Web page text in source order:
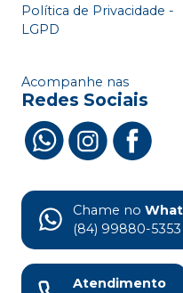
Política de Privacidade -
LGPD
Acompanhe nas
Redes Sociais
Chame no
(84) 99880-5353
Atendimento